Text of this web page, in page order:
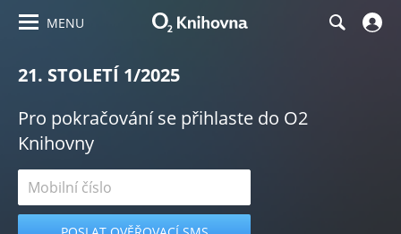
MENU
21. STOLETÍ 1/2025
Pro pokračování se přihlaste do O2
Knihovny